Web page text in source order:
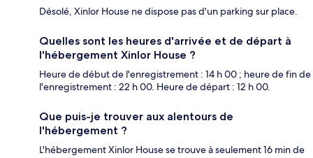
Désolé, Xinlor House ne dispose pas d'un parking sur place.
Quelles sont les heures d'arrivée et de départ à
l'hébergement Xinlor House ?
Heure de début de l'enregistrement : 14 h 00 ; heure de fin de
l'enregistrement : 22 h 00. Heure de départ : 12 h 00.
Que puis-je trouver aux alentours de
l'hébergement ?
L'hébergement Xinlor House se trouve à seulement 16 min de